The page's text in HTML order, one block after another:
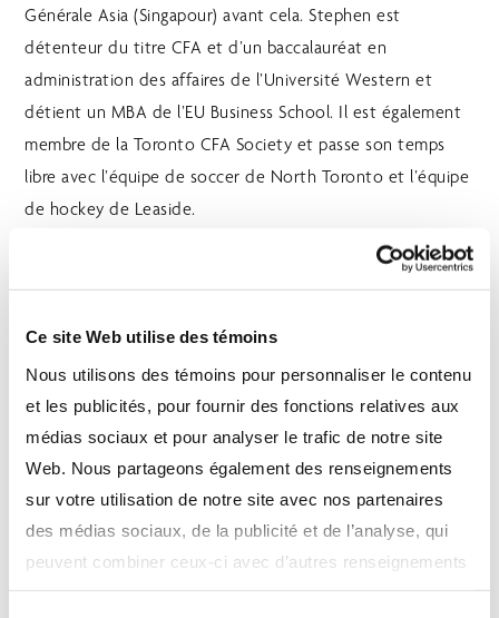
Ce site Web utilise des témoins
Nous utilisons des témoins pour personnaliser le contenu
et les publicités, pour fournir des fonctions relatives aux
médias sociaux et pour analyser le trafic de notre site
Web. Nous partageons également des renseignements
sur votre utilisation de notre site avec nos partenaires
des médias sociaux, de la publicité et de l’analyse, qui
peuvent combiner ceux-ci avec d’autres renseignements
que vous leur avez fournis ou qu’ils ont collectés lors de
Générale Asia (Singapour) avant cela. Stephen est
détenteur du titre CFA et d’un baccalauréat en
administration des affaires de l’Université Western et
détient un MBA de l’EU Business School. Il est également
membre de la Toronto CFA Society et passe son temps
libre avec l’équipe de soccer de North Toronto et l’équipe
de hockey de Leaside.
exclusivement celles du ou des auteurs et ne devraient pas
être utilisées ni interprétées comme un conseil en
placement ni comme un signe d’approbation ou une
recommandation à l’égard des entités ou des titres dont il
est question. Ce document est fourni à titre de source
d’information générale et ne doit pas être considéré
comme un conseil personnel, juridique, comptable, fiscal
ou d’investissement, ni être interprété comme une